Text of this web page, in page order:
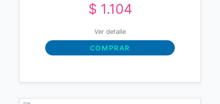
$ 1.104
Ver detalle
COMPRAR